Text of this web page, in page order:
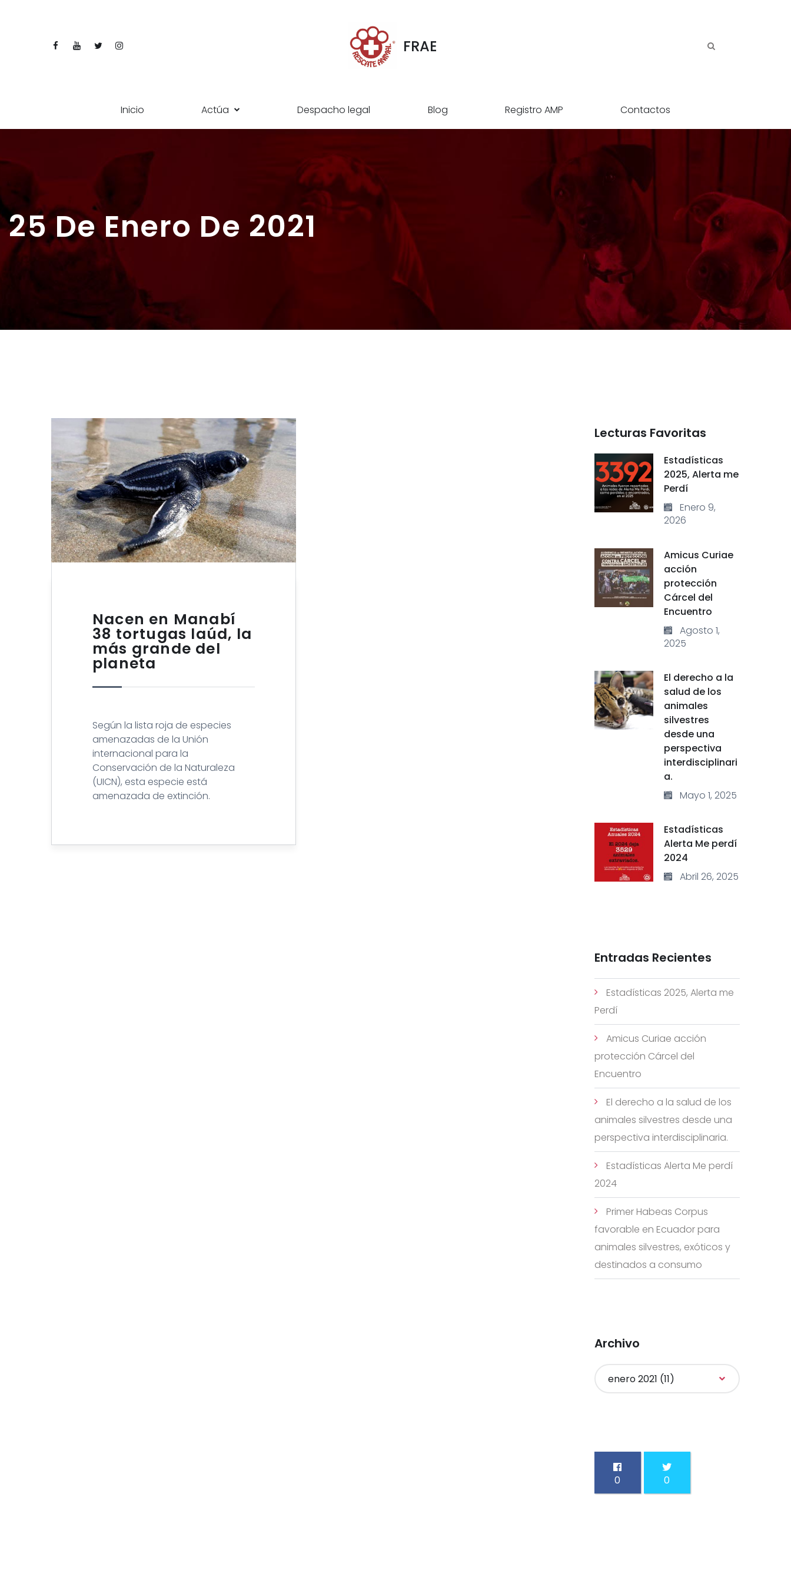
FRAE
Inicio Actúa Despacho legal Blog Registro AMP Contactos
25 De Enero De 2021
Nacen en Manabí
38 tortugas laúd, la
más grande del
planeta
Según la lista roja de especies
amenazadas de la Unión
internacional para la
Conservación de la Naturaleza
(UICN), esta especie está
amenazada de extinción.
Lecturas Favoritas
Estadísticas
2025, Alerta me
Perdí
Enero 9,
2026
Amicus Curiae
acción
protección
Cárcel del
Encuentro
Agosto 1,
2025
El derecho a la
salud de los
animales
silvestres
desde una
perspectiva
interdisciplinari
a.
Mayo 1, 2025
Estadísticas
Alerta Me perdí
2024
Abril 26, 2025
Entradas Recientes
Estadísticas 2025, Alerta me
Perdí
Amicus Curiae acción
protección Cárcel del
Encuentro
El derecho a la salud de los
animales silvestres desde una
perspectiva interdisciplinaria.
Estadísticas Alerta Me perdí
2024
Primer Habeas Corpus
favorable en Ecuador para
animales silvestres, exóticos y
destinados a consumo
Archivo
0 0